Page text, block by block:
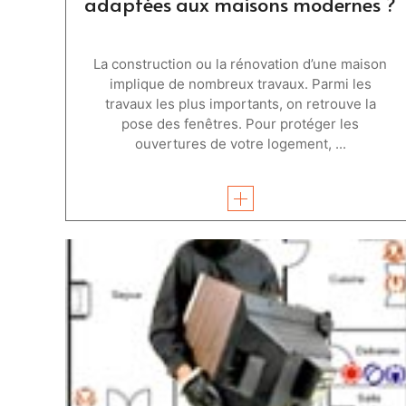
La construction ou la rénovation d’une maison
implique de nombreux travaux. Parmi les
travaux les plus importants, on retrouve la
pose des fenêtres. Pour protéger les
ouvertures de votre logement, ...